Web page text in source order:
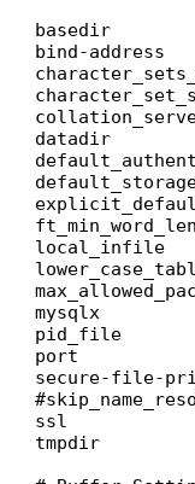
basedir
bind-
datadir
local_infile
mysqlx
pid_file
port
secure-file-
ssl
tmpdir